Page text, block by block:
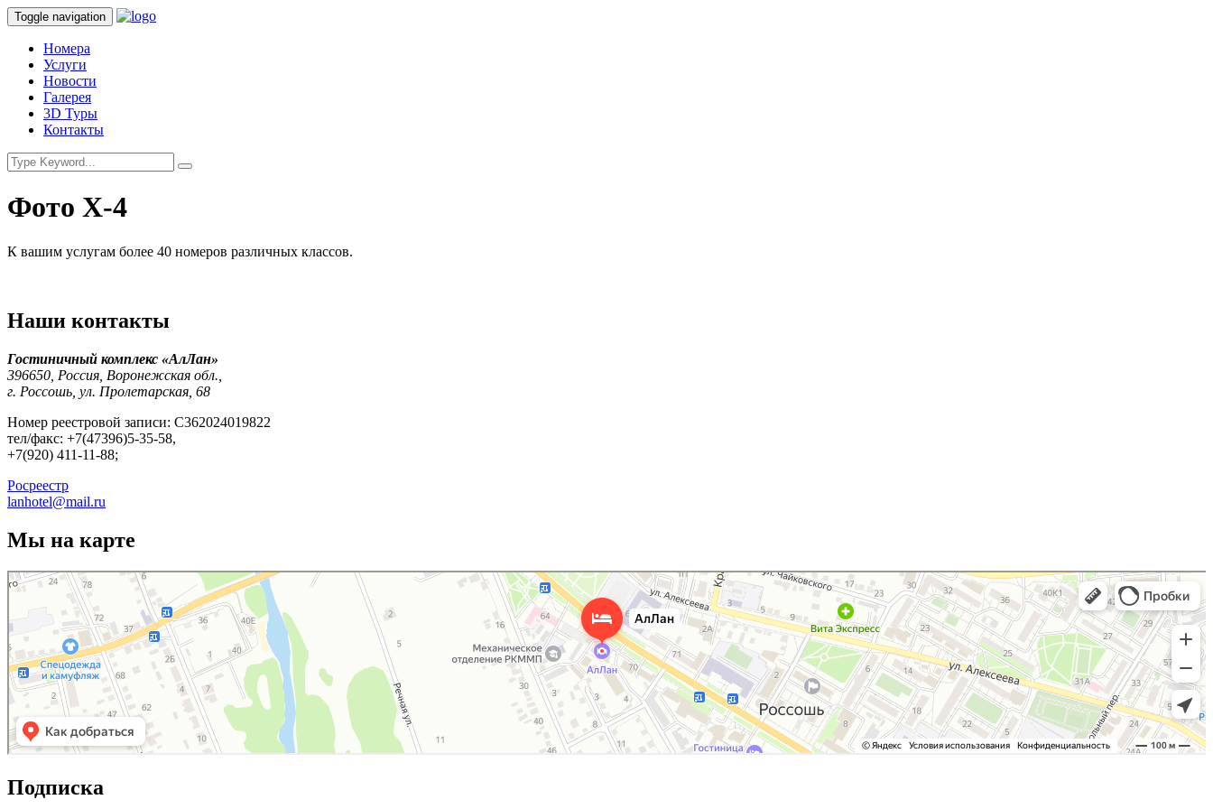
Toggle navigation
Номера
Услуги
Новости
Галерея
3D Туры
Контакты
Фото Х-4
К вашим услугам более 40 номеров различных классов.
Наши контакты
Гостиничный комплекс «АлЛан»
396650, Россия, Воронежская обл.,
г. Россошь, ул. Пролетарская, 68
Номер реестровой записи: С362024019822
тел/факс: +7(47396)5-35-58,
+7(920) 411-11-88;
Росреестр
lanhotel@mail.ru
Мы на карте
АлЛан
Гостиница в Россоши
Подписка